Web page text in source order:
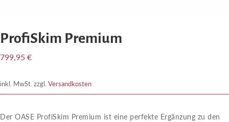
ProfiSkim Premium
799,95 €
inkl. MwSt. zzgl. Versandkosten
Der OASE ProfiSkim Premium ist eine perfekte Ergänzung zu den